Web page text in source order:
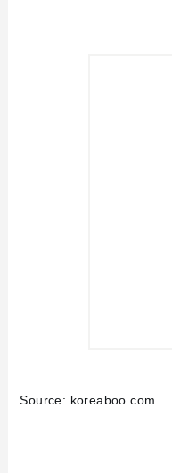
Source: koreaboo.com